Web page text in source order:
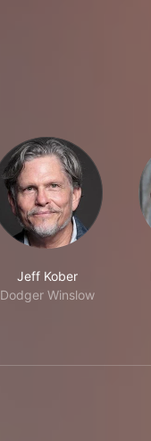
Jeff Kober
Dodger Winslow